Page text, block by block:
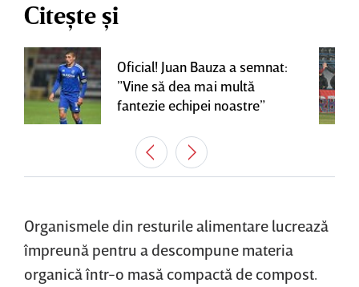
Citește și
Oficial! Juan Bauza a semnat:
”Vine să dea mai multă
fantezie echipei noastre”
Organismele din resturile alimentare lucrează
împreună pentru a descompune materia
organică într-o masă compactă de compost.